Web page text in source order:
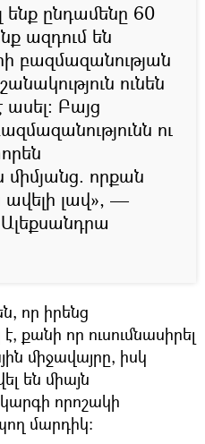
ենք ընդամենը 60
ազդում են
բազմազանության
ունեն
Բայց
ու
որքան
լավ», —
որ իրենց
է, քանի որ ուսումնասիրել
միջավայրը, իսկ
են միայն
որոշակի
մարդիկ։